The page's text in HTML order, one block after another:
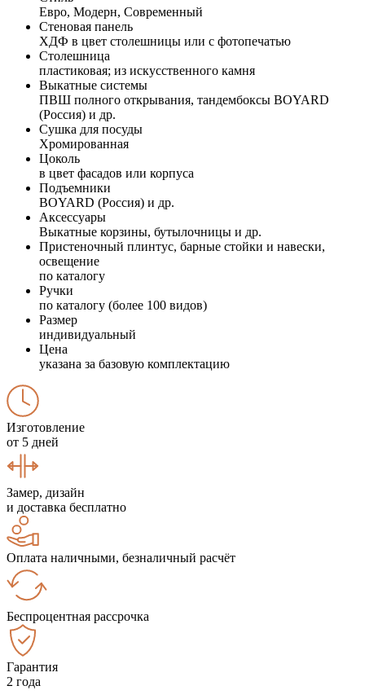
Евро, Модерн, Современный
Стеновая панель
ХДФ в цвет столешницы или с фотопечатью
Столешница
пластиковая; из искусственного камня
Выкатные системы
ПВШ полного открывания, тандембоксы BOYARD
(Россия) и др.
Сушка для посуды
Хромированная
Цоколь
в цвет фасадов или корпуса
Подъемники
BOYARD (Россия) и др.
Аксессуары
Выкатные корзины, бутылочницы и др.
Пристеночный плинтус, барные стойки и навески,
освещение
по каталогу
Ручки
по каталогу (более 100 видов)
Размер
индивидуальный
Цена
указана за базовую комплектацию
Изготовление
от 5 дней
Замер, дизайн
и доставка бесплатно
Оплата наличными, безналичный расчёт
Беспроцентная рассрочка
Гарантия
2 года